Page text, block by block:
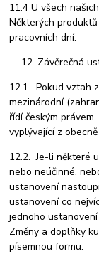
11.4 U všech
Některých
pracovních dní.
Závěrečná
12.1. Pokud vztah
mezinárodní
řídí českým
vyplývající z
12.2. Je-li některé
nebo neúčinné,
ustanovení
ustanovení co
jednoho
Změny a doplňky
písemnou formu.